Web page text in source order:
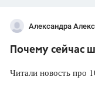
Александра
Почему сейчас
Читали новость про